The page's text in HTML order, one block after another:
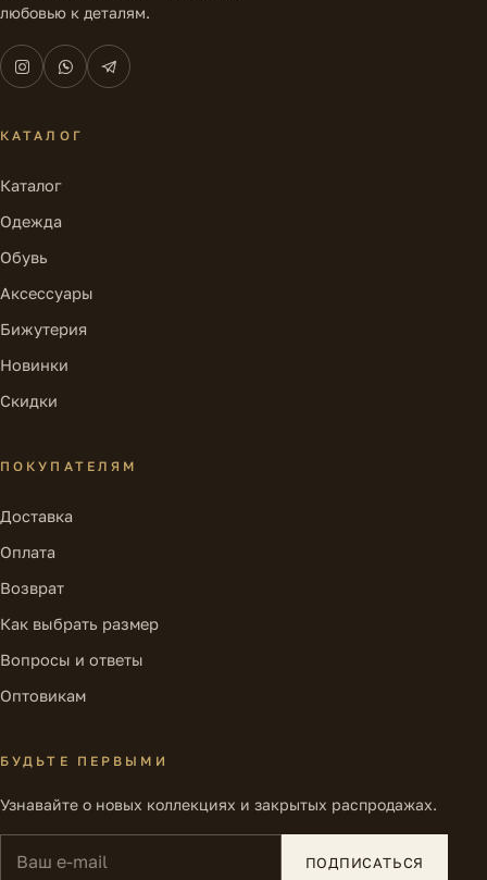
любовью к деталям.
КАТАЛОГ
Каталог
Одежда
Обувь
Аксессуары
Бижутерия
Новинки
Скидки
ПОКУПАТЕЛЯМ
Доставка
Оплата
Возврат
Как выбрать размер
Вопросы и ответы
Оптовикам
БУДЬТЕ ПЕРВЫМИ
Узнавайте о новых коллекциях и закрытых распродажах.
ПОДПИСАТЬСЯ